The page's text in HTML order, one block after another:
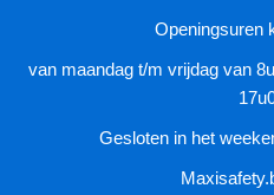
Openingsuren
van maandag t/m vrijdag van
Gesloten in het